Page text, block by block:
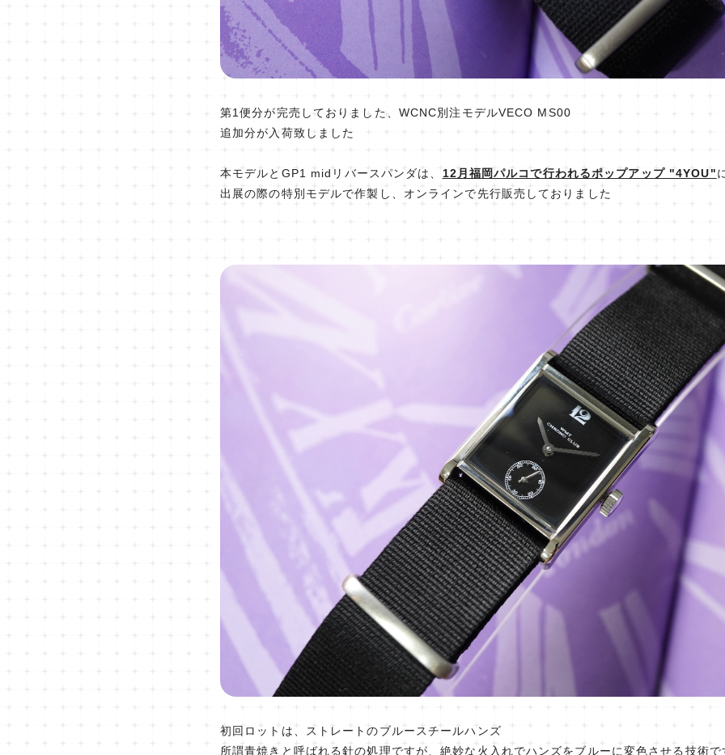
第1便分が完売しておりました、WCNC別注モデルVECO MS00
追加分が入荷致しました
本モデルとGP1 midリバースパンダは、 12月福岡パルコで行われるポップアップ "4YOU"
出展の際の特別モデルで作製し、オンラインで先行販売しておりました
初回ロットは、ストレートのブルースチールハンズ
所謂青焼きと呼ばれる針の処理ですが、絶妙な火入れでハンズをブルーに変色させる技術で